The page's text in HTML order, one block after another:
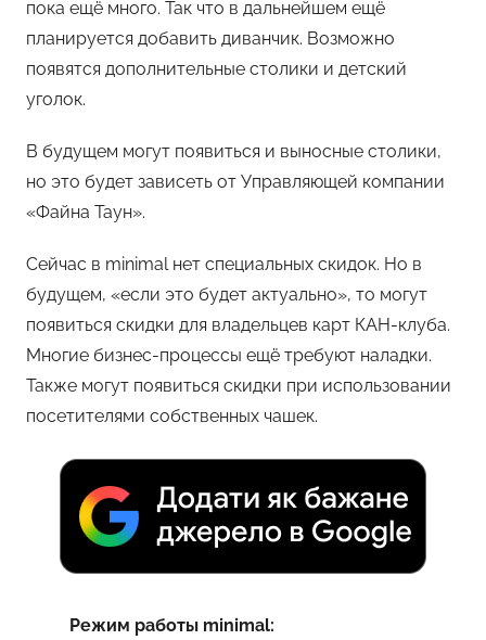
пока ещё много. Так что в дальнейшем ещё
планируется добавить диванчик. Возможно
появятся дополнительные столики и детский
уголок.
В будущем могут появиться и выносные столики,
но это будет зависеть от Управляющей компании
«Файна Таун».
Сейчас в minimal нет специальных скидок. Но в
будущем, «если это будет актуально», то могут
появиться скидки для владельцев карт КАН-клуба.
Многие бизнес-процессы ещё требуют наладки.
Также могут появиться скидки при использовании
посетителями собственных чашек.
Режим работы minimal: